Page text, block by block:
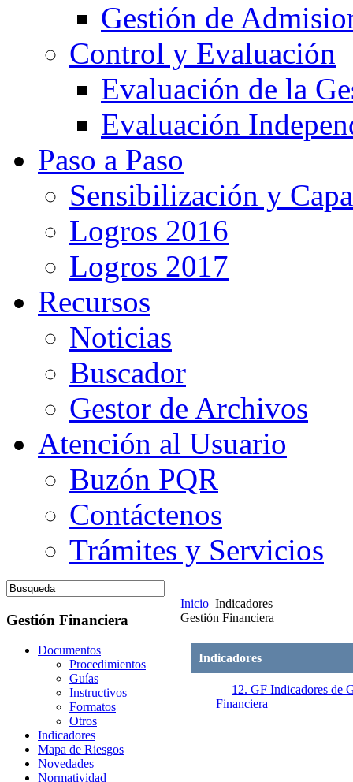
Gestión de
Control y Evaluación
Evaluación de la
Evaluación
Paso a Paso
Sensibilización y
Logros 2016
Logros 2017
Recursos
Noticias
Buscador
Gestor de Archivos
Atención al Usuario
Buzón PQR
Contáctenos
Trámites y Servicios
Gestión Financiera
Documentos
Procedimientos
Guías
Instructivos
Formatos
Otros
Indicadores
Mapa de Riesgos
Novedades
Normatividad
Inicio Indicadores
Gestión Financiera
Indicadores
12. GF Indicadores de
Financiera